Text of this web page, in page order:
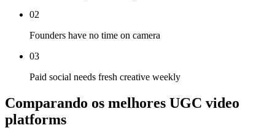
02
Founders have no time on camera
03
Paid social needs fresh creative weekly
Comparando os melhores UGC video
platforms